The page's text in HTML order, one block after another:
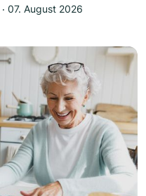
‧ 07. August 2026